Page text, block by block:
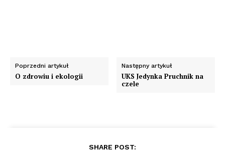
Poprzedni artykuł
O zdrowiu i ekologii
Następny artykuł
UKS Jedynka Pruchnik na
czele
SHARE POST: